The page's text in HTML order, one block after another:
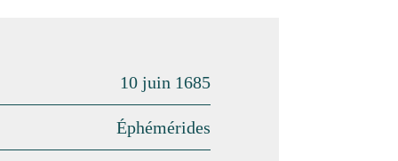
10 juin 1685
Éphémérides